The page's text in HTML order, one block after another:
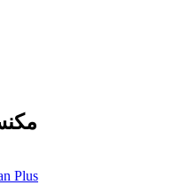
Plus